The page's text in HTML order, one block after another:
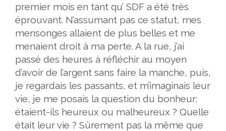
premier mois en tant qu’ SDF a été très
éprouvant. N’assumant pas ce statut, mes
mensonges allaient de plus belles et me
menaient droit à ma perte. A la rue, j’ai
passé des heures à réfléchir au moyen
d’avoir de l’argent sans faire la manche, puis,
je regardais les passants, et m’imaginais leur
vie, je me posais la question du bonheur:
étaient-ils heureux ou malheureux ? Quelle
était leur vie ? Sûrement pas la même que